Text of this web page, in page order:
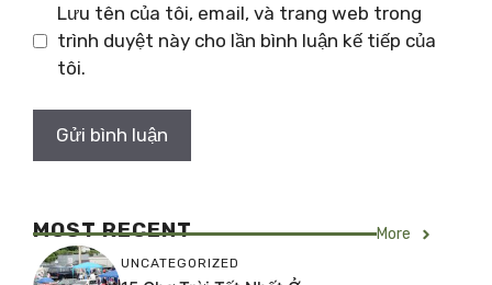
Lưu tên của tôi, email, và trang web trong
trình duyệt này cho lần bình luận kế tiếp của
tôi.
MOST RECENT More
UNCATEGORIZED